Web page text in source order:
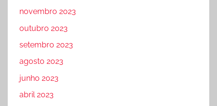
novembro 2023
outubro 2023
setembro 2023
agosto 2023
junho 2023
abril 2023